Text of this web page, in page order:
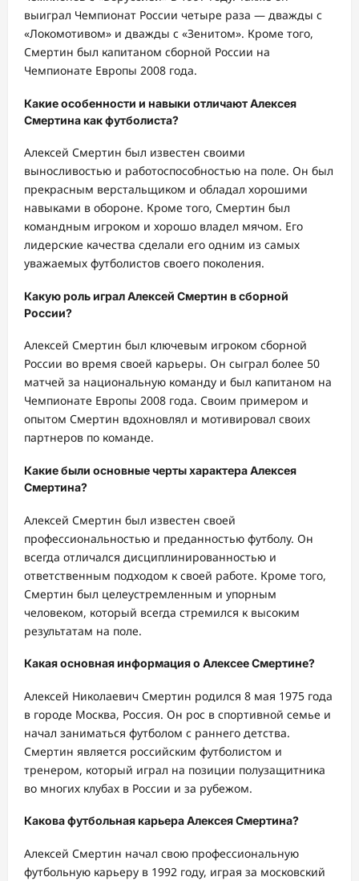
выиграл Чемпионат России четыре раза — дважды с
«Локомотивом» и дважды с «Зенитом». Кроме того,
Смертин был капитаном сборной России на
Чемпионате Европы 2008 года.
Какие особенности и навыки отличают Алексея
Смертина как футболиста?
Алексей Смертин был известен своими
выносливостью и работоспособностью на поле. Он был
прекрасным верстальщиком и обладал хорошими
навыками в обороне. Кроме того, Смертин был
командным игроком и хорошо владел мячом. Его
лидерские качества сделали его одним из самых
уважаемых футболистов своего поколения.
Какую роль играл Алексей Смертин в сборной
России?
Алексей Смертин был ключевым игроком сборной
России во время своей карьеры. Он сыграл более 50
матчей за национальную команду и был капитаном на
Чемпионате Европы 2008 года. Своим примером и
опытом Смертин вдохновлял и мотивировал своих
партнеров по команде.
Какие были основные черты характера Алексея
Смертина?
Алексей Смертин был известен своей
профессиональностью и преданностью футболу. Он
всегда отличался дисциплинированностью и
ответственным подходом к своей работе. Кроме того,
Смертин был целеустремленным и упорным
человеком, который всегда стремился к высоким
результатам на поле.
Какая основная информация о Алексее Смертине?
Алексей Николаевич Смертин родился 8 мая 1975 года
в городе Москва, Россия. Он рос в спортивной семье и
начал заниматься футболом с раннего детства.
Смертин является российским футболистом и
тренером, который играл на позиции полузащитника
во многих клубах в России и за рубежом.
Какова футбольная карьера Алексея Смертина?
Алексей Смертин начал свою профессиональную
футбольную карьеру в 1992 году, играя за московский